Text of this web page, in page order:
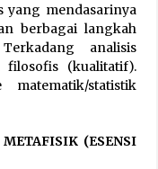
yang mendasarinya
berbagai langkah
analisis
filosofis (kualitatif).
statistik
(ESENSI